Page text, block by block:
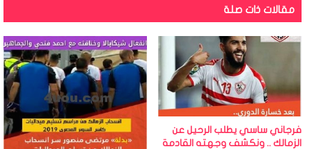
مقالات ذات صلة
فرجاني ساسي يطلب الرحيل عن
الزمالك .. ونكشف وجهته القادمة